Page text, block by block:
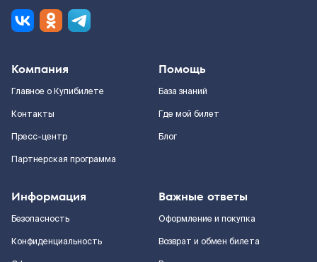
Компания
Главное о Купибилете
Контакты
Пресс-центр
Партнерская программа
Помощь
База знаний
Где мой билет
Блог
Информация
Безопасность
Конфиденциальность
Важные ответы
Оформление и покупка
Возврат и обмен билета